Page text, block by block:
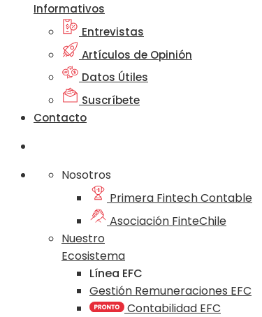
Informativos
Entrevistas
Artículos de Opinión
Datos Útiles
Suscríbete
Contacto
Nosotros
Primera Fintech Contable
Asociación FinteChile
Nuestro
Ecosistema
Línea EFC
Gestión Remuneraciones EFC
Contabilidad EFC